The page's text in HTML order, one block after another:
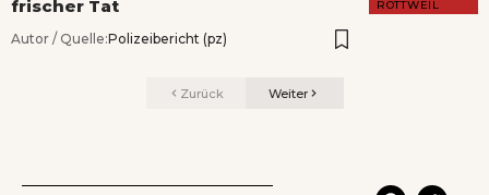
ROTTWEIL
frischer Tat
Autor / Quelle:Polizeibericht (pz)
Zurück Weiter